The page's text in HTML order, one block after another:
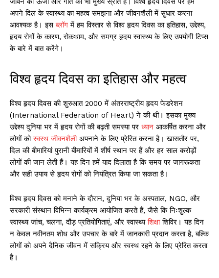
अपने दिल के स्वास्थ्य का महत्व समझना और जीवनशैली में सुधार करना
आवश्यक है। इसब्लॉग में हम विस्तार से विश्व हृदय दिवस का इतिहास, उद्देश्य,
हृदय रोगों के कारण, रोकथाम, और समग्र हृदय स्वास्थ्य के लिए उपयोगी टिप्स
के बारे में बात करेंगे।
विश्व हृदय दिवस का इतिहास और महत्व
विश्व हृदय दिवस की शुरुआत 2000 में अंतरराष्ट्रीय हृदय फेडरेशन
(International Federation of Heart) ने की थी। इसका मुख्य
उद्देश्य दुनिया भर में हृदय रोगों की बढ़ती समस्या पर ध्यान आकर्षित करना और
लोगों कोस्वस्थ जीवनशैलीअपनाने के लिए प्रेरित करना है। खासतौर पर,
दिल की बीमारियां पुरानी बीमारियों में शीर्ष स्थान पर हैं और हर साल करोड़ों
लोगों की जान लेती हैं। यह दिन हमें याद दिलाता है कि समय पर जागरूकता
और सही उपाय से हृदय रोगों को नियंत्रित किया जा सकता है।
विश्व हृदय दिवस को मनाने के दौरान, दुनिया भर के अस्पताल, NGO, और
सरकारी संस्थान विभिन्न कार्यक्रम आयोजित करते हैं, जैसे कि निःशुल्क
स्वास्थ्य जांच, चलना, दौड़ प्रतियोगिताएं, और स्वास्थ्यशिक्षाशिविर। यह दिन
न केवल नवीनतम शोध और उपचार के बारे में जानकारी प्रदान करता है, बल्कि
लोगों को अपने दैनिक जीवन में सक्रिय और स्वस्थ रहने के लिए प्रेरित करता
है।